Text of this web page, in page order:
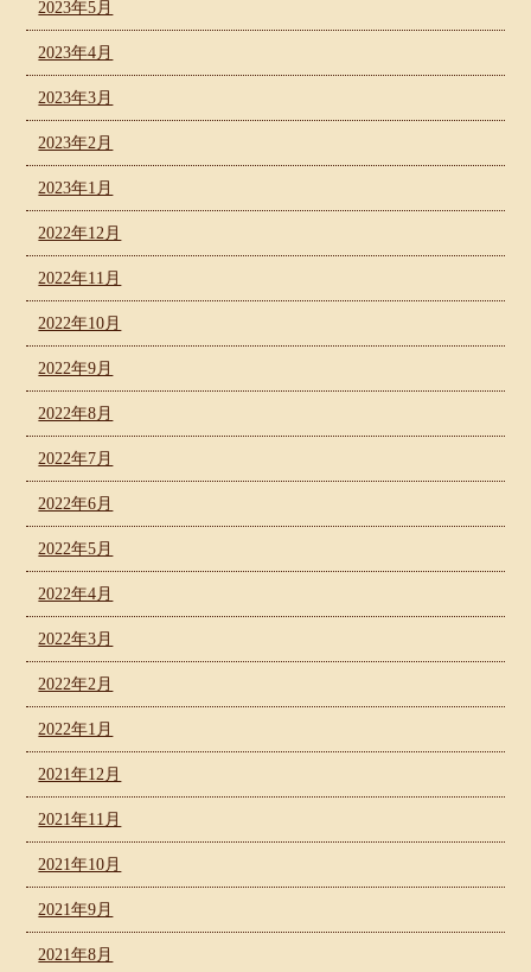
2023年5月
2023年4月
2023年3月
2023年2月
2023年1月
2022年12月
2022年11月
2022年10月
2022年9月
2022年8月
2022年7月
2022年6月
2022年5月
2022年4月
2022年3月
2022年2月
2022年1月
2021年12月
2021年11月
2021年10月
2021年9月
2021年8月